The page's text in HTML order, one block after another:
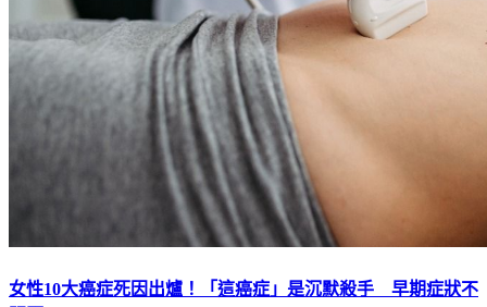
女性10大癌症死因出爐！「這癌症」是沉默殺手 早期症狀不